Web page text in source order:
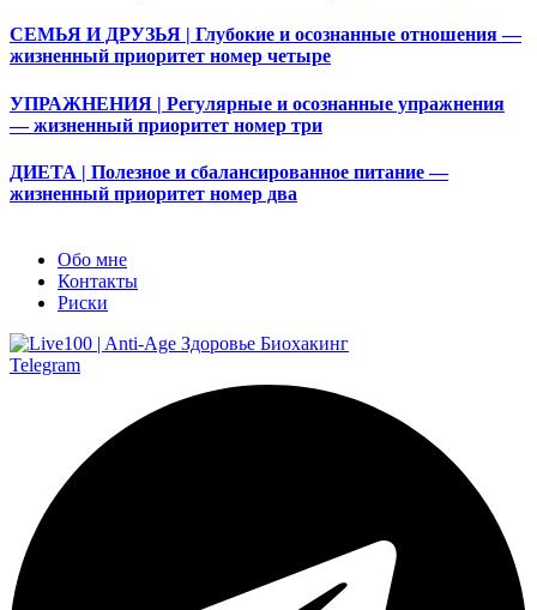
СЕМЬЯ И ДРУЗЬЯ | Глубокие и осознанные отношения —
жизненный приоритет номер четыре
УПРАЖНЕНИЯ | Регулярные и осознанные упражнения
— жизненный приоритет номер три
ДИЕТА | Полезное и сбалансированное питание —
жизненный приоритет номер два
Обо мне
Контакты
Риски
Telegram